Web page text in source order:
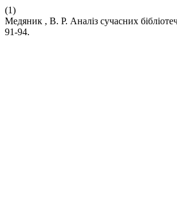
(1)
Медяник , В. Р. Аналіз сучасних
91-94.